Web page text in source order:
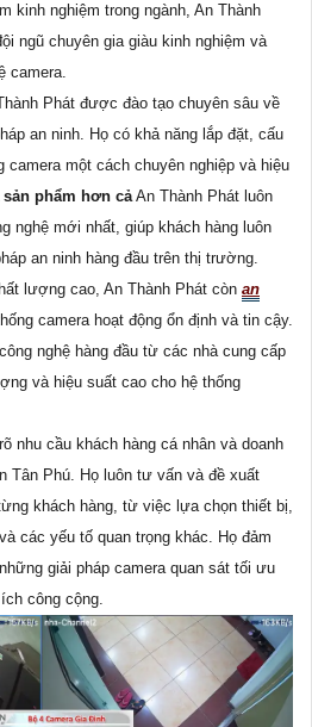
kinh nghiệm trong ngành, An Thành
ngũ chuyên gia giàu kinh nghiệm và
camera.
Phát được đào tạo chuyên sâu về
an ninh. Họ có khả năng lắp đặt, cấu
camera một cách chuyên nghiệp và hiệu
sản phẩm hơn cảAn Thành Phát luôn
nghệ mới nhất, giúp khách hàng luôn
an ninh hàng đầu trên thị trường.
lượng cao, An Thành Phát còn an
camera hoạt động ổn định và tin cậy.
nghệ hàng đầu từ các nhà cung cấp
và hiệu suất cao cho hệ thống
nhu cầu khách hàng cá nhân và doanh
Tân Phú. Họ luôn tư vấn và đề xuất
khách hàng, từ việc lựa chọn thiết bị,
các yếu tố quan trọng khác. Họ đảm
giải pháp camera quan sát tối ưu
công cộng.